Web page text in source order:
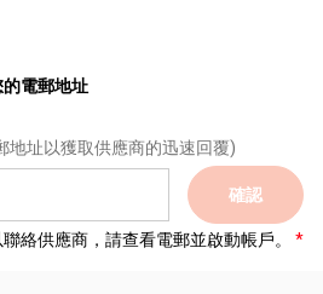
電郵地址
地址以獲取供應商的迅速回覆)
確認
絡供應商，請查看電郵並啟動帳戶。